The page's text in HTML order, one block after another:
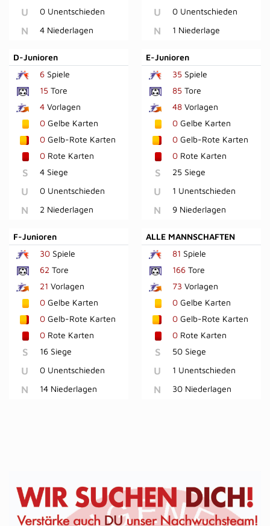
U 0 Unentschieden
N 4 Niederlagen
U 0 Unentschieden
N 1 Niederlage
D-Junioren
6 Spiele
15 Tore
4 Vorlagen
0 Gelbe Karten
0 Gelb-Rote Karten
0 Rote Karten
S 4 Siege
U 0 Unentschieden
N 2 Niederlagen
E-Junioren
35 Spiele
85 Tore
48Vorlagen
0Gelbe Karten
0Gelb-Rote Karten
0Rote Karten
S 25 Siege
U 1 Unentschieden
N 9 Niederlagen
F-Junioren
30 Spiele
62 Tore
21 Vorlagen
0 Gelbe Karten
0 Gelb-Rote Karten
0 Rote Karten
S 16 Siege
U 0 Unentschieden
N 14 Niederlagen
ALLE MANNSCHAFTEN
81 Spiele
166Tore
73 Vorlagen
0Gelbe Karten
0Gelb-Rote Karten
0Rote Karten
S 50 Siege
U 1 Unentschieden
N 30 Niederlagen